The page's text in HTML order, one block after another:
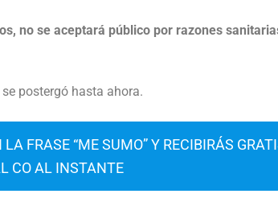
no se aceptará público por razones
postergó hasta ahora.
FRASE “ME SUMO” Y RECIBIRÁS
CO AL INSTANTE